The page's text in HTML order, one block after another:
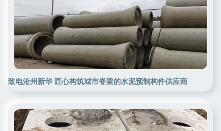
致电沧州新华 匠心构筑城市脊梁的水泥预制构件供应商